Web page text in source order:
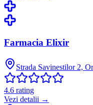
Farmacia Elixir
Strada Savinestilor 2,
4.6 rating
Vezi detalii →